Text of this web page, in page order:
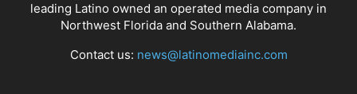
leading Latino owned an operated media company in
Northwest Florida and Southern Alabama.
Contact us: news@latinomediainc.com